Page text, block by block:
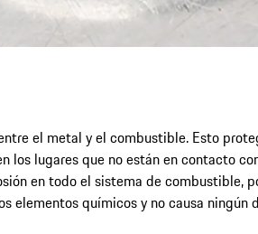
el metal y el combustible. Esto
los lugares que no están en contacto
en todo el sistema de combustible,
elementos químicos y no causa ningún